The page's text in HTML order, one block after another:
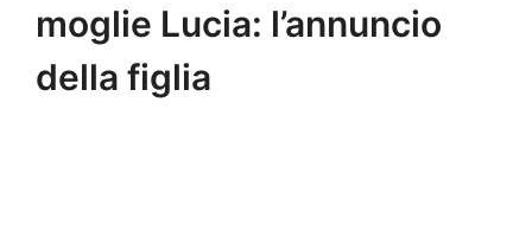
moglie Lucia: l’annuncio
della figlia